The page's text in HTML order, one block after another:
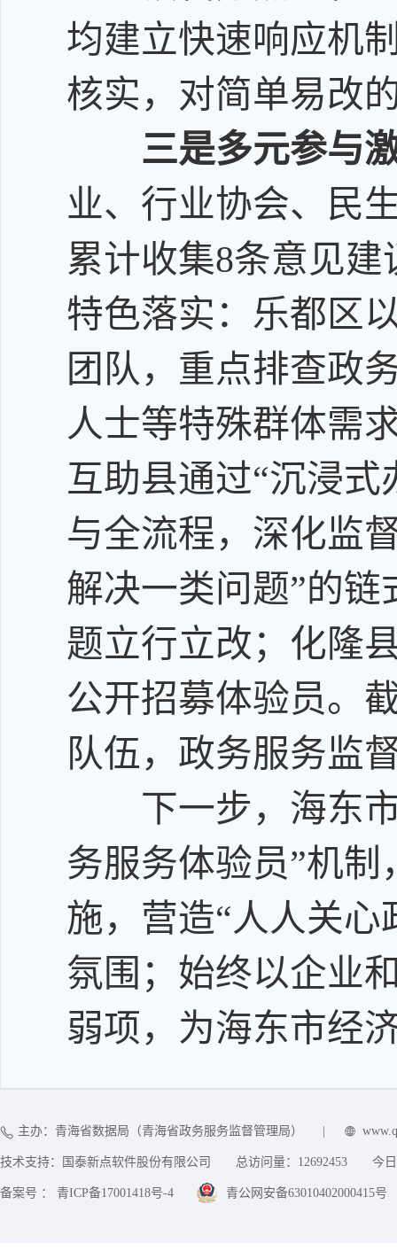
均建立快速响应机
核实 ， 对简单易改
三是多元参与
业、行业协会、民
累计收集8条意见
特色落实：乐都区
团队，重点排查政
人士等特殊群体需
互助县通过“沉浸
与全流程，深化监
解决一类问题”的
题立行立改；化隆
公开招募体验员。
队伍，政务服务监
下一步，海东市
务服务体验员”机
施，营造“人人关
氛围；始终以企业
弱项，为海东市经
主办：青海省数据局（青海省政务服务监督管理局）
技术支持：国泰新点软件股份有限公司 总访问量： 12692453 今
备案号 ： 青ICP备17001418号-4 青公网安备63010402000415号